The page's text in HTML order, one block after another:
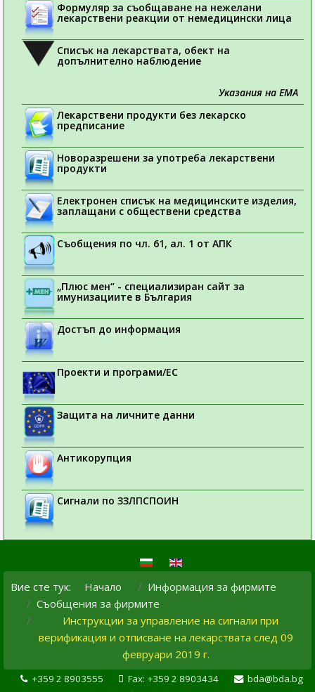
Формуляр за съобщаване на нежелани
лекарствени реакции от немедицински лица
Списък на лекарствата, обект на
допълнително наблюдение
Указания на ЕМА
Лекарствени продукти без лекарско
предписание
Новоразрешени за употреба лекарствени
продукти
Електронен списък на медицинските изделия,
заплащани с обществени средства
Съобщения по чл. 61, ал. 1 от АПК
„Плюс мен“ - специализиран сайт за
имунизациите в България
Достъп до информация
Проекти и програми/ЕС
Защита на личните данни
Антикорупция
Сигнали по ЗЗЛПСПОИН
Вие сте тук: Начало
Информация за фирмите
Съобщения за фирмите
Инструкции за управление на сигнали при
верификация и отписване на лекарствата след 09
февруари 2019 г.
+359 2 8903555 Fax: +359 2 8903434
bda@bda.bg